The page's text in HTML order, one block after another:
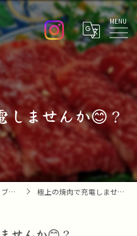
Menu
しませんか😊？
ブログ 極上の焼肉で充電しませんか😊？